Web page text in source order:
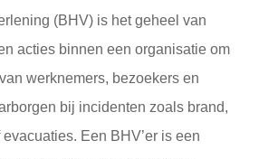
(BHV) is het geheel van
acties binnen een organisatie om
werknemers, bezoekers en
bij incidenten zoals brand,
Een BHV’er is een